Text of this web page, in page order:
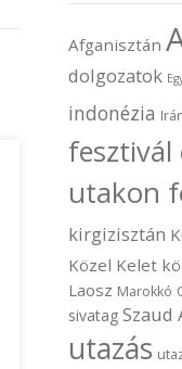
Afganisztán
dolgozatok
indonézia
fesztivál
utakon
kirgizisztán
Közel Kelet
Laosz Marokkó
sivatag Szaud
utazás